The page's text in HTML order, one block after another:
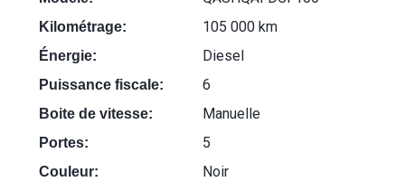
Kilométrage: 105 000 km
Énergie: Diesel
Puissance fiscale: 6
Boite de vitesse: Manuelle
Portes: 5
Couleur: Noir